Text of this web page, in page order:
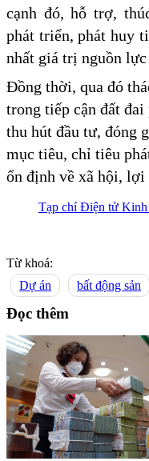
cạnh đó, hỗ trợ,
phát triển, phát huy
nhất giá trị nguồn lực
Đồng thời, qua đó
trong tiếp cận đất đai
thu hút đầu tư, đóng
mục tiêu, chỉ tiêu
ổn định về xã hội, lợi
Tạp chí Điện tử Kinh
Từ khoá:
Dự án
bất động sản
Đọc thêm